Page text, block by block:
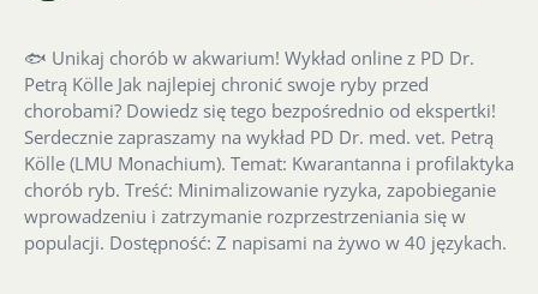
🐟 Unikaj chorób w akwarium! Wykład online z PD Dr.
Petrą Kölle Jak najlepiej chronić swoje ryby przed
chorobami? Dowiedz się tego bezpośrednio od ekspertki!
Serdecznie zapraszamy na wykład PD Dr. med. vet. Petrą
Kölle (LMU Monachium). Temat: Kwarantanna i profilaktyka
chorób ryb. Treść: Minimalizowanie ryzyka, zapobieganie
wprowadzeniu i zatrzymanie rozprzestrzeniania się w
populacji. Dostępność: Z napisami na żywo w 40 językach.